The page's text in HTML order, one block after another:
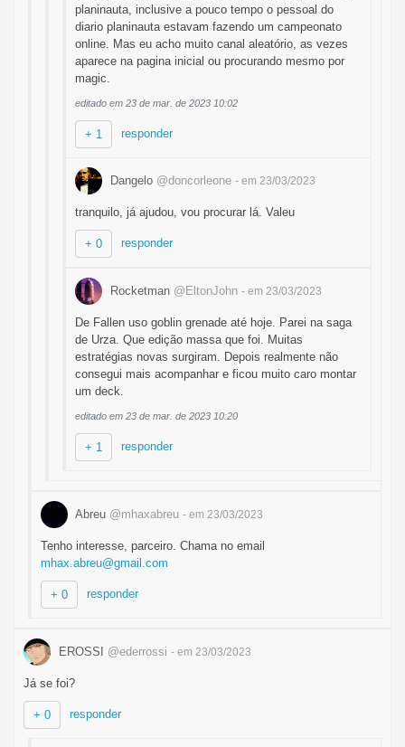
planinauta, inclusive a pouco tempo o pessoal do
diario planinauta estavam fazendo um campeonato
online. Mas eu acho muito canal aleatório, as vezes
aparece na pagina inicial ou procurando mesmo por
magic.
editado em 23 de mar. de 2023 10:02
+ 1 responder
Dangelo @doncorleone - em 23/03/2023
tranquilo, já ajudou, vou procurar lá. Valeu
+ 0 responder
Rocketman @EltonJohn - em 23/03/2023
De Fallen uso goblin grenade até hoje. Parei na saga
de Urza. Que edição massa que foi. Muitas
estratégias novas surgiram. Depois realmente não
consegui mais acompanhar e ficou muito caro montar
um deck.
editado em 23 de mar. de 2023 10:20
+ 1 responder
Abreu @mhaxabreu - em 23/03/2023
Tenho interesse, parceiro. Chama no email
mhax.abreu@gmail.com
+ 0 responder
EROSSI @ederrossi - em 23/03/2023
Já se foi?
+ 0 responder